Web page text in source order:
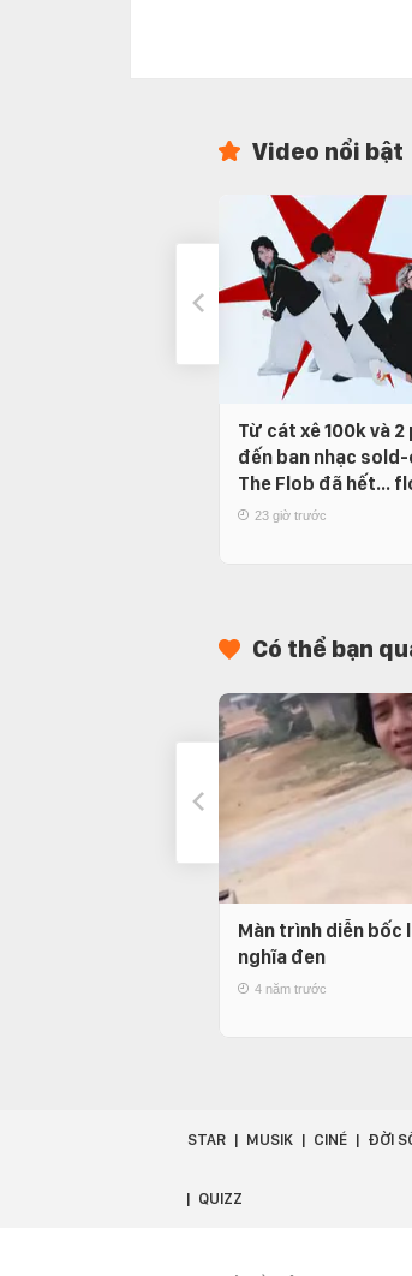
Video nổi bật
Từ cát xê 100k và
đến ban nhạc
The Flob đã hết…
23 giờ trước
Có thể bạn
Màn trình diễn bốc
nghĩa đen
4 năm trước
STAR MUSIK CINÉ ĐỜI
QUIZZ